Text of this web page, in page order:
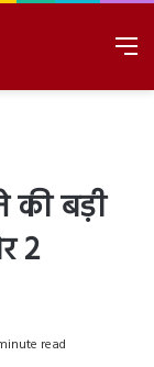
की बड़ी
2
read